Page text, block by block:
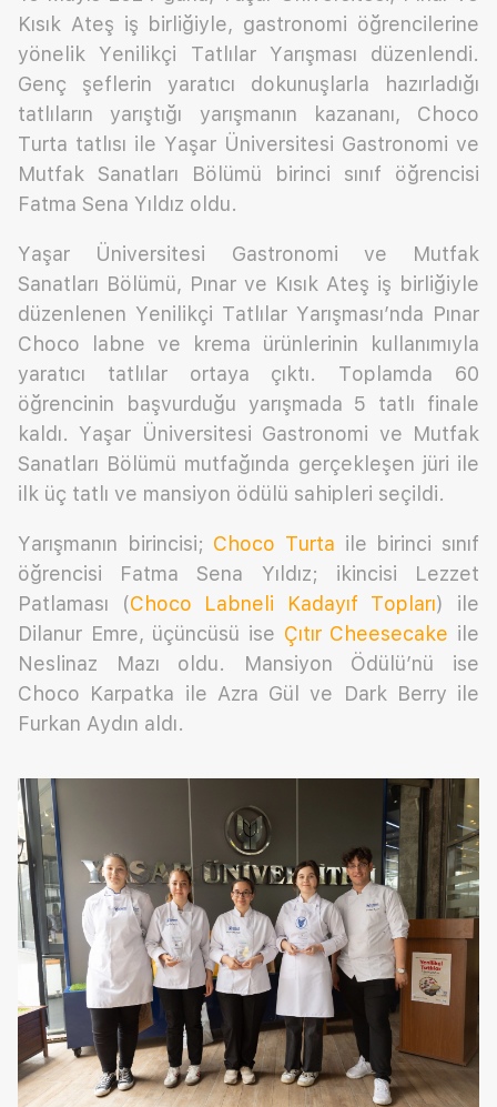
Kısık Ateş iş birliğiyle, gastronomi öğrencilerine
yönelik Yenilikçi Tatlılar Yarışması düzenlendi.
Genç şeflerin yaratıcı dokunuşlarla hazırladığı
tatlıların yarıştığı yarışmanın kazananı, Choco
Turta tatlısı ile Yaşar Üniversitesi Gastronomi ve
Mutfak Sanatları Bölümü birinci sınıf öğrencisi
Fatma Sena Yıldız oldu.
Yaşar Üniversitesi Gastronomi ve Mutfak
Sanatları Bölümü, Pınar ve Kısık Ateş iş birliğiyle
düzenlenen Yenilikçi Tatlılar Yarışması’nda Pınar
Choco labne ve krema ürünlerinin kullanımıyla
yaratıcı tatlılar ortaya çıktı. Toplamda 60
öğrencinin başvurduğu yarışmada 5 tatlı finale
kaldı. Yaşar Üniversitesi Gastronomi ve Mutfak
Sanatları Bölümü mutfağında gerçekleşen jüri ile
ilk üç tatlı ve mansiyon ödülü sahipleri seçildi.
Yarışmanın birincisi; Choco Turta ile birinci sınıf
öğrencisi Fatma Sena Yıldız; ikincisi Lezzet
Patlaması (Choco Labneli Kadayıf Topları) ile
Dilanur Emre, üçüncüsü ise Çıtır Cheesecake ile
Neslinaz Mazı oldu. Mansiyon Ödülü’nü ise
Choco Karpatka ile Azra Gül ve Dark Berry ile
Furkan Aydın aldı.